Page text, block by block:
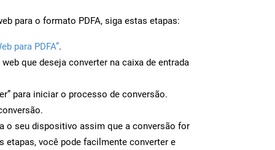
para o formato PDFA, siga estas etapas:
para PDFA”.
que deseja converter na caixa de entrada
para iniciar o processo de conversão.
o seu dispositivo assim que a conversão for
etapas, você pode facilmente converter e